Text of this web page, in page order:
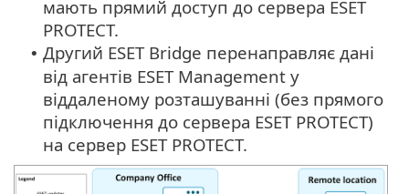
мають прямий доступ до сервера ESET
PROTECT.
• Другий ESET Bridge перенаправляє дані
від агентів ESET Management у
віддаленому розташуванні (без прямого
підключення до сервера ESET PROTECT)
на сервер ESET PROTECT.